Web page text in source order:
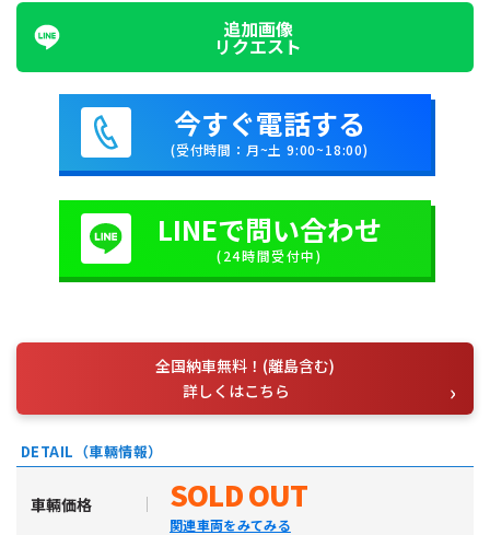
追加画像
リクエスト
今すぐ電話する
(受付時間：月~土 9:00~18:00)
LINEで問い合わせ
(24時間受付中)
全国納車無料！(離島含む)
詳しくはこちら
DETAIL（車輛情報）
車輛価格 SOLD OUT
関連車両をみてみる